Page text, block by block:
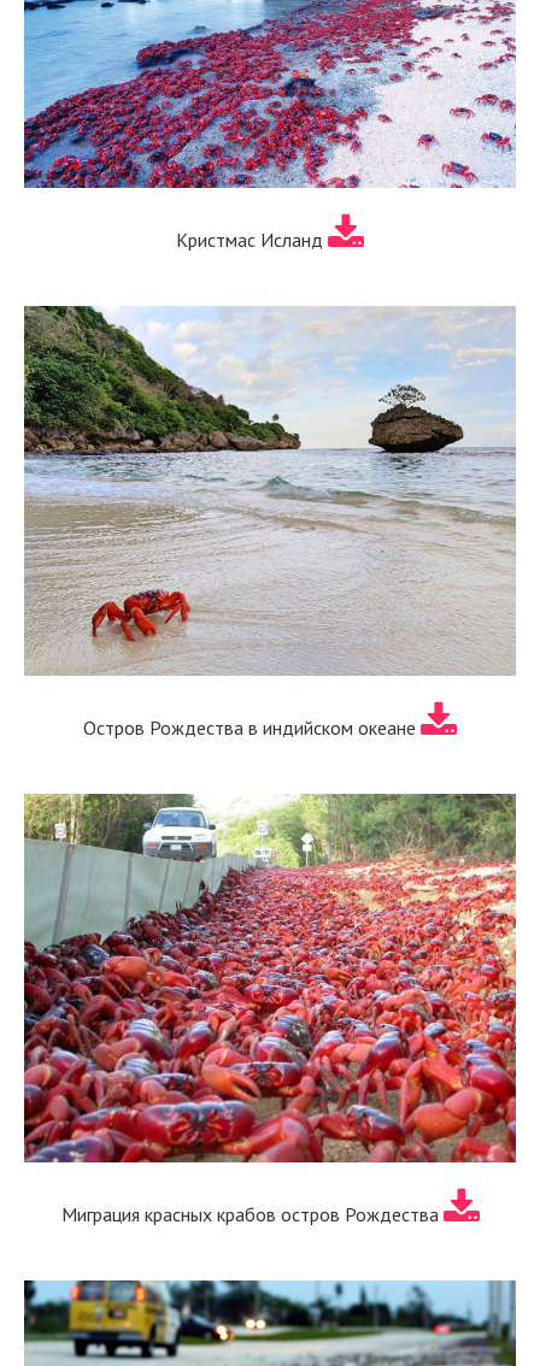
Кристмас Исланд
Остров Рождества в индийском океане
Миграция красных крабов остров Рождества